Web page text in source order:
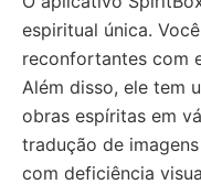
espiritual única.
reconfortantes com
Além disso, ele tem
obras espíritas em
tradução de
com deficiência